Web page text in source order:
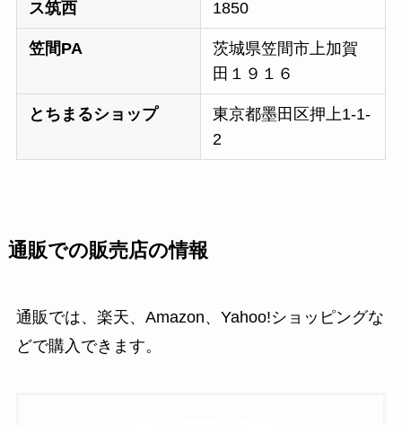
ス筑西
1850
笠間PA
茨城県笠間市上加賀
田１９１６
とちまるショップ
東京都墨田区押上1-1-
2
通販での販売店の情報
通販では、楽天、Amazon、Yahoo!ショッピングな
どで購入できます。